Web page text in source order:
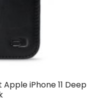
iPhone 11 Deep